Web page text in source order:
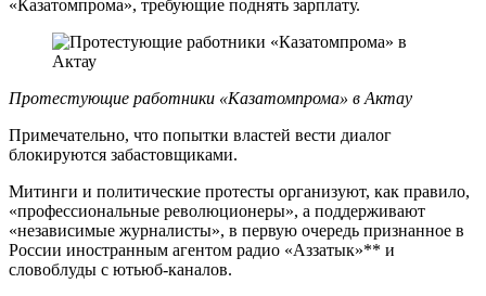
«Казатомпрома», требующие поднять зарплату.
Протестующие работники «Казатомпрома» в Актау
Примечательно, что попытки властей вести диалог
блокируются забастовщиками.
Митинги и политические протесты организуют, как правило,
«профессиональные революционеры», а поддерживают
«независимые журналисты», в первую очередь признанное в
России иностранным агентом радио «Аззатык»** и
словоблуды с ютьюб-каналов.